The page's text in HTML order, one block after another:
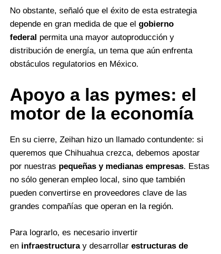
No obstante, señaló que el éxito de esta estrategia
depende en gran medida de que el gobierno
federal permita una mayor autoproducción y
distribución de energía, un tema que aún enfrenta
obstáculos regulatorios en México.
Apoyo a las pymes: el
motor de la economía
En su cierre, Zeihan hizo un llamado contundente: si
queremos que Chihuahua crezca, debemos apostar
por nuestras pequeñas y medianas empresas. Estas
no sólo generan empleo local, sino que también
pueden convertirse en proveedores clave de las
grandes compañías que operan en la región.
Para lograrlo, es necesario invertir
en infraestructuray desarrollar estructuras de